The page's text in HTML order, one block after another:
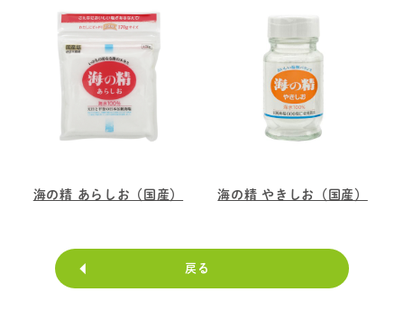
海の精 あらしお（国産） 海の精 やきしお（国産）
戻る